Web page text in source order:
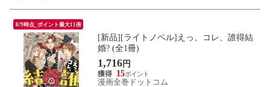
8/9時点_ポイント最大11倍
[新品][ライトノベル]えっ、コレ、誰得結
婚? (全1冊)
1,716円
15
漫画全巻ドットコム